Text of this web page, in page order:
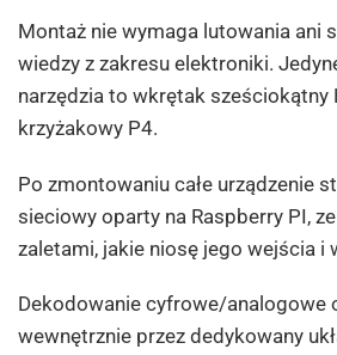
Montaż nie wymaga lutowania ani
wiedzy z zakresu elektroniki.
narzędzia to wkrętak sześciokątny
krzyżakowy P4.
Po zmontowaniu całe urządzenie
sieciowy oparty na Raspberry PI,
zaletami, jakie niosę jego wejścia i
Dekodowanie cyfrowe/analogowe
wewnętrznie przez dedykowany